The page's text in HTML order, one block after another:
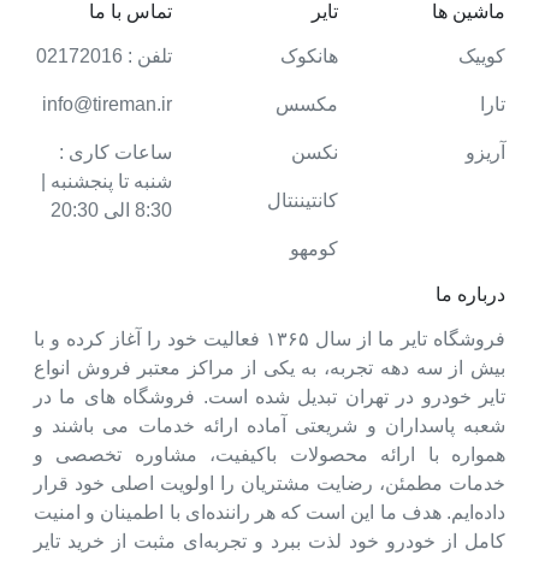
درباره ما
فروشگاه تایر ما از سال ۱۳۶۵ فعالیت خود را آغاز کرده و با
بیش از سه دهه تجربه، به یکی از مراکز معتبر فروش انواع
تایر خودرو در تهران تبدیل شده است. فروشگاه های ما در
شعبه پاسداران و شریعتی آماده ارائه خدمات می باشند و
همواره با ارائه محصولات باکیفیت، مشاوره تخصصی و
خدمات مطمئن، رضایت مشتریان را اولویت اصلی خود قرار
داده‌ایم. هدف ما این است که هر راننده‌ای با اطمینان و امنیت
کامل از خودرو خود لذت ببرد و تجربه‌ای مثبت از خرید تایر
ماشین ها
کوییک
تارا
آریزو
تایر
هانکوک
مکسس
نکسن
کانتیننتال
کومهو
تماس با ما
تلفن : 02172016
info@tireman.ir
ساعات کاری :
شنبه تا پنجشنبه |
8:30 الی 20:30